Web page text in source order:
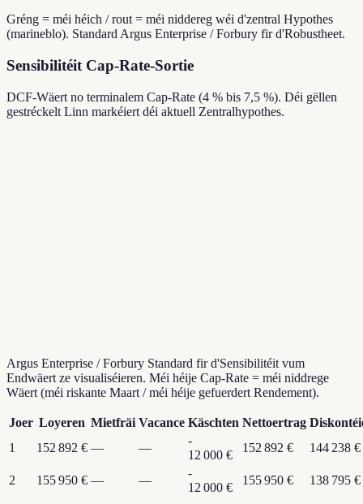
Gréng = méi héich / rout = méi niddereg wéi d'zentral Hypothes
(marineblo). Standard Argus Enterprise / Forbury fir d'Robustheet.
Sensibilitéit Cap-Rate-Sortie
DCF-Wäert no terminalem Cap-Rate (4 % bis 7,5 %). Déi gëllen
gestréckelt Linn markéiert déi aktuell Zentralhypothes.
Argus Enterprise / Forbury Standard fir d'Sensibilitéit vum
Endwäert ze visualiséieren. Méi héije Cap-Rate = méi niddrege
Wäert (méi riskante Maart / méi héije gefuerdert Rendement).
Joer Loyeren Mietfräi Vacance Käschten Nettoertrag
1
152 892 € — —
-
12 000 €
152 892 € 144 238 €
2 155 950 € — —
-
12 000 €
155 950 € 138 795 €